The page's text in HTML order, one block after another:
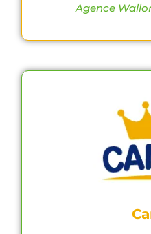
Agence